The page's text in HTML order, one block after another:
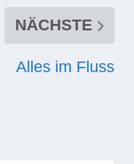
NÄCHSTE
Alles im Fluss